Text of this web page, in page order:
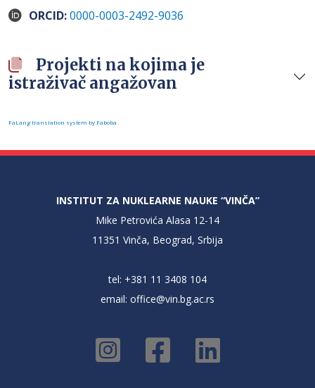
ORCID:0000-0003-2492-9036
Projekti na kojima je
istraživač angažovan
FaLang translation system by Faboba
INSTITUT ZA NUKLEARNE NAUKE “VINČA”
Mike Petrovića Alasa 12-14
11351 Vinča, Beograd, Srbija
tel: +381 11 3408 104
email: office@vin.bg.ac.rs